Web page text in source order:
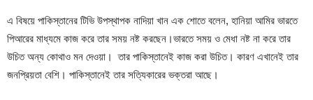
এ বিষয়ে পাকিস্তানের টিভি উপস্থাপক নাদিয়া খান এক শোতে বলেন, হানিয়া আমির ভারতে
পিআরের মাধ্যমে কাজ করে তার সময় নষ্ট করছেন।ভারতে সময় ও মেধা নষ্ট না করে তার
উচিত অন্য কোথাও মন দেওয়া। তার পাকিস্তানেই কাজ করা উচিত। কারণ এখানেই তার
জনপ্রিয়তা বেশি। পাকিস্তানেই তার সত্যিকারের ভক্তরা আছে।